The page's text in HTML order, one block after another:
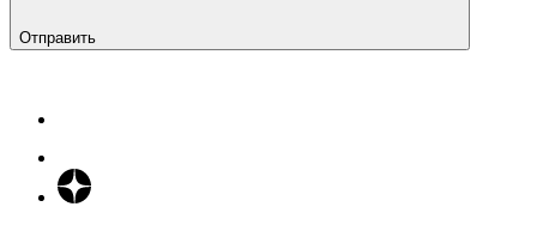
Отправить